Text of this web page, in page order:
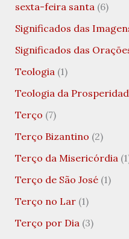
sexta-feira santa(6)
Significados das
Significados das
Teologia(1)
Teologia da
Terço (7)
Terço Bizantino (2)
Terço da Misericórdia
Terço de São José(1)
Terço no Lar(1)
Terço por Dia(3)